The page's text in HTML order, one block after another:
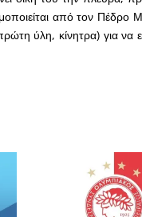
από τον Πέδρο
ύλη, κίνητρα) για να